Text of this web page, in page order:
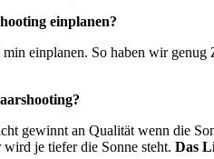
einplanen?
einplanen. So haben wir
gewinnt an Qualität wenn die
je tiefer die Sonne steht. Das